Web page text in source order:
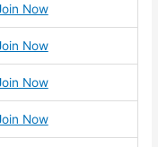
Now
Now
Now
Now